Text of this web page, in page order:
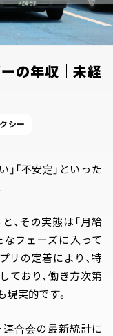
の年収｜未経
シー
「不安定」といった
、その実態は「月給
なフェーズに入って
リの定着により、特
ており、働き方次第
実的です。
連合会の最新統計に